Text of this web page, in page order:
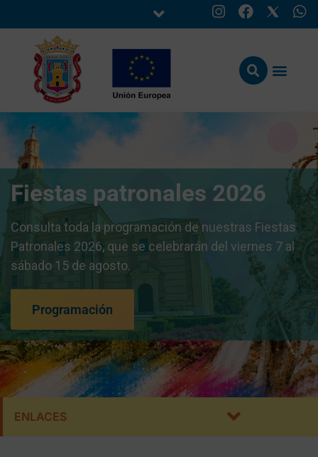
Fiestas patronales 2026
Consulta toda la programación de nuestras Fiestas
Patronales 2026, que se celebrarán del viernes 7 al
sábado 15 de agosto.
Programación
ENLACES